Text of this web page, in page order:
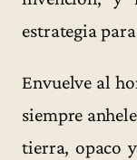
estrategia
Envuelve al
siempre
tierra, opaco